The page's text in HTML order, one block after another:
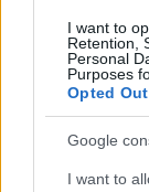
I want to
Retention,
Personal
Purposes
Opted Out
Google
I want to